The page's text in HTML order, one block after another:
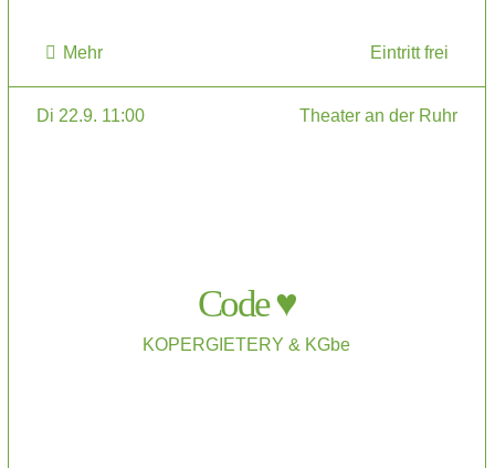
Mehr Eintritt frei
Di 22.9. 11:00 Theater an der Ruhr
Code ♥
KOPERGIETERY & KGbe